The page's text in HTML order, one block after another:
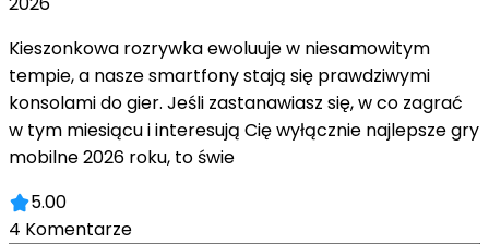
Kieszonkowa rozrywka ewoluuje w niesamowitym
tempie, a nasze smartfony stają się prawdziwymi
konsolami do gier. Jeśli zastanawiasz się, w co zagrać
w tym miesiącu i interesują Cię wyłącznie najlepsze gry
mobilne 2026 roku, to świe
5.00
4 Komentarze